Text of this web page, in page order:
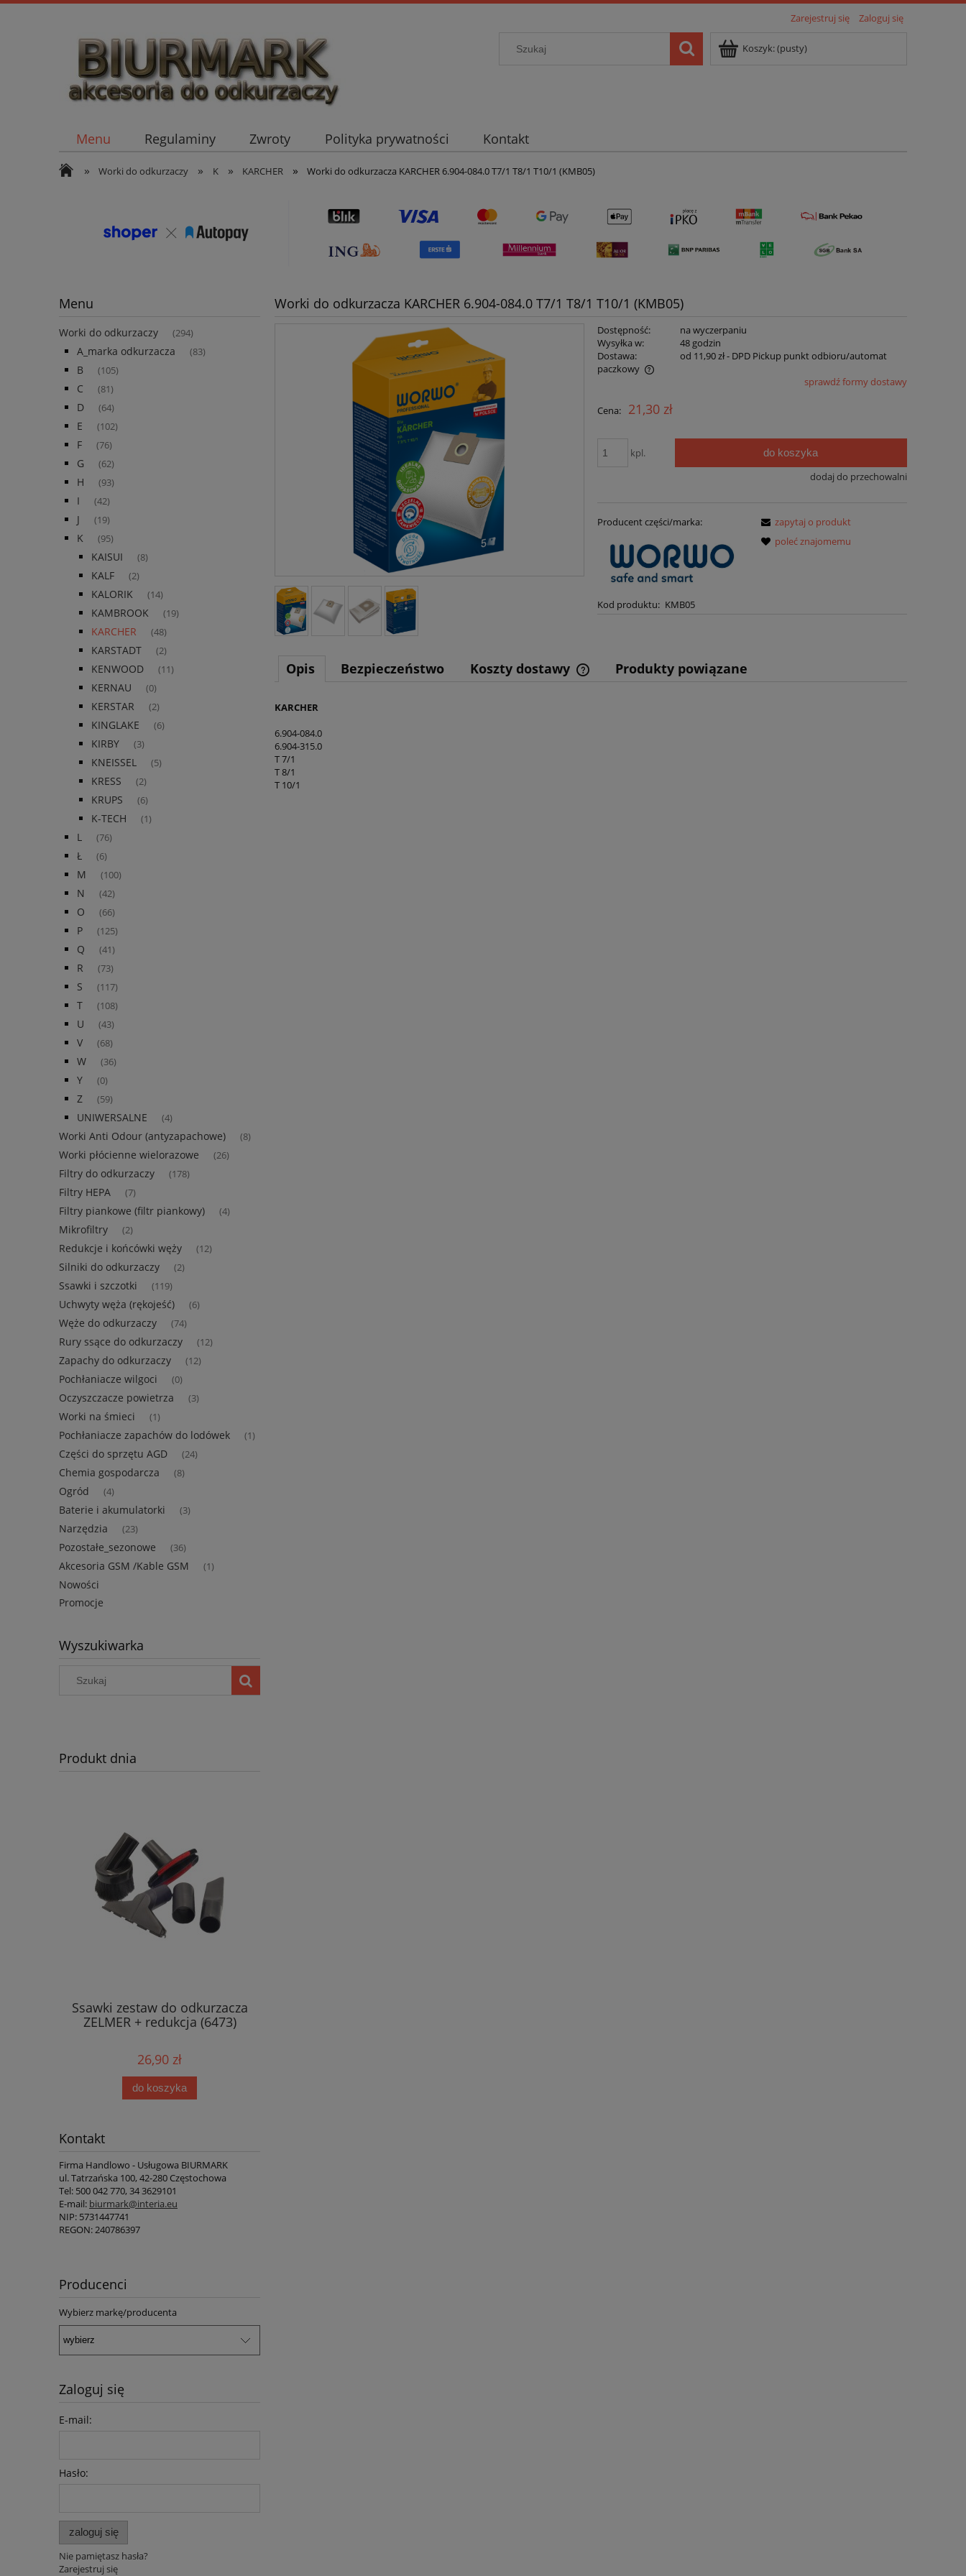
Zarejestruj się Zaloguj się
Koszyk:(pusty)
Menu Regulaminy Zwroty Polityka prywatności Kontakt
» Worki do odkurzaczy » K » KARCHER » Worki do odkurzacza KARCHER 6.904-084.0 T7/1 T8/1 T10/1 (KMB05)
Menu
Worki do odkurzaczy (294)
A_marka odkurzacza (83)
B (105)
C (81)
D (64)
E (102)
F (76)
G (62)
H (93)
I (42)
J (19)
K (95)
KAISUI (8)
KALF (2)
KALORIK (14)
KAMBROOK (19)
KARCHER (48)
KARSTADT (2)
KENWOOD (11)
KERNAU (0)
KERSTAR (2)
KINGLAKE (6)
KIRBY (3)
KNEISSEL (5)
KRESS (2)
KRUPS (6)
K-TECH (1)
L (76)
Ł (6)
M (100)
N (42)
O (66)
P (125)
Q (41)
R (73)
S (117)
T (108)
U (43)
V (68)
W (36)
Y (0)
Z (59)
UNIWERSALNE (4)
Worki Anti Odour (antyzapachowe) (8)
Worki płócienne wielorazowe (26)
Filtry do odkurzaczy (178)
Filtry HEPA (7)
Filtry piankowe (filtr piankowy) (4)
Mikrofiltry (2)
Redukcje i końcówki węży (12)
Silniki do odkurzaczy (2)
Ssawki i szczotki (119)
Uchwyty węża (rękojeść) (6)
Węże do odkurzaczy (74)
Rury ssące do odkurzaczy (12)
Zapachy do odkurzaczy (12)
Pochłaniacze wilgoci (0)
Oczyszczacze powietrza (3)
Worki na śmieci (1)
Pochłaniacze zapachów do lodówek (1)
Części do sprzętu AGD (24)
Chemia gospodarcza (8)
Ogród (4)
Baterie i akumulatorki (3)
Narzędzia (23)
Pozostałe_sezonowe (36)
Akcesoria GSM /Kable GSM (1)
Nowości
Promocje
Wyszukiwarka
Produkt dnia
Ssawki zestaw do odkurzacza
ZELMER + redukcja (6473)
26,90 zł
do koszyka
Kontakt
Firma Handlowo - Usługowa BIURMARK
ul.Tatrzańska 100, 42-280 Częstochowa
Tel: 500 042 770, 34 3629101
E-mail: biurmark@interia.eu
NIP: 5731447741
REGON: 240786397
Producenci
Wybierz markę/producenta
Zaloguj się
E-mail:
Hasło:
zaloguj się
Nie pamiętasz hasła?
Zarejestruj się
Worki do odkurzacza KARCHER 6.904-084.0 T7/1 T8/1 T10/1 (KMB05)
Dostępność:
na wyczerpaniu
Wysyłka w:
48 godzin
Dostawa:
od 11,90 zł- DPD Pickup punkt odbioru/automat
paczkowy
Cena nie zawiera ewentualnych kosztów
płatności
sprawdź formy dostawy
Cena: 21,30 zł
kpl. do koszyka
dodaj do przechowalni
Producent części/marka:
Kod produktu: KMB05
zapytaj o produkt
poleć znajomemu
Opis Bezpieczeństwo Koszty dostawy Produkty powiązane
KARCHER
6.904-084.0
6.904-315.0
T 7/1
T 8/1
T 10/1